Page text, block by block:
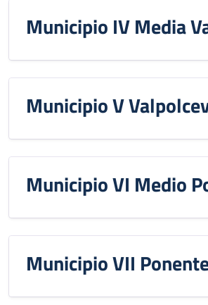
Municipio IV Media
Municipio V
Municipio VI Medio
Municipio VII